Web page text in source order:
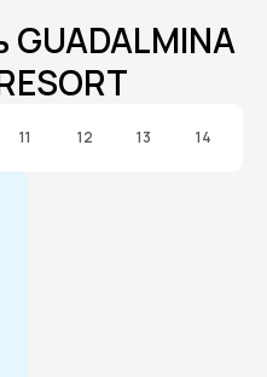
11 12 13 14